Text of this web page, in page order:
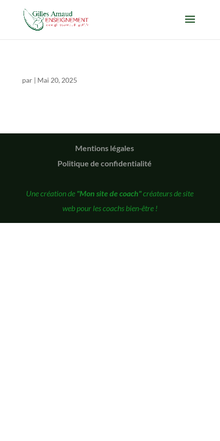
par | Mai 20, 2025
Mentions légales
Politique de confidentialité
Une création de "Mon site de coach"créateurs de site
web pour les coachs bien-être !